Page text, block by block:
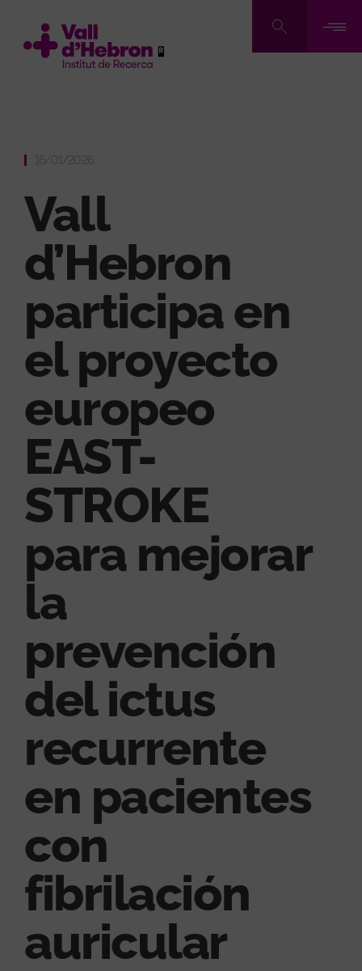
contenido
16/01/2026
Vall
d’Hebron
participa en
el proyecto
europeo
EAST-
STROKE
para mejorar
la
prevención
del ictus
recurrente
en pacientes
con
fibrilación
auricular